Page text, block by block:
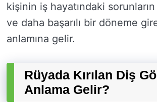
kişinin iş hayatındaki
ve daha başarılı bir döneme
anlamına gelir.
Rüyada Kırılan Diş
Anlama Gelir?